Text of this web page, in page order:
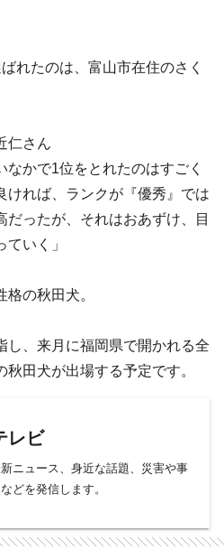
れたのは、富山市在住のさく
仁さん
なかで1位をとれたのはすごく
ければ、ランクが『優秀』では
だったが、それはおあずけ、目
いく」
の秋田犬。
し、来月に福岡県で開かれる全
田犬が出場する予定です。
レビ
ニュース、身近な話題、災害や事
どを発信します。